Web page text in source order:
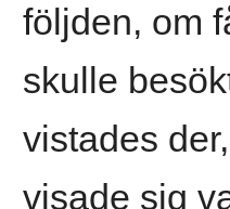
följden, om
skulle
vistades
visade sig